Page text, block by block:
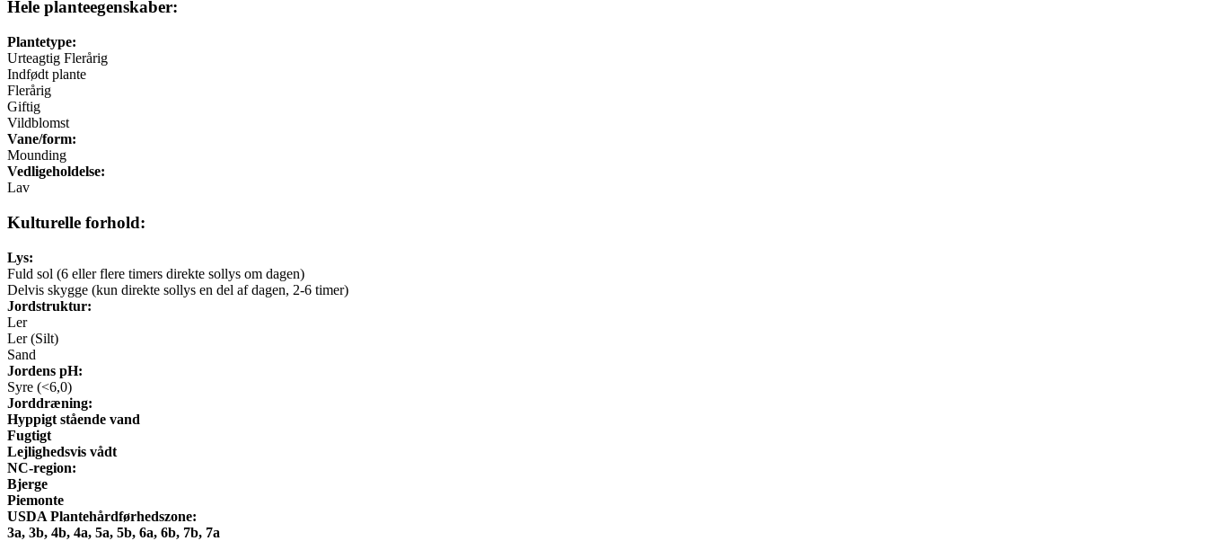
Hele planteegenskaber:
Plantetype:
Urteagtig Flerårig
Indfødt plante
Flerårig
Giftig
Vildblomst
Vane/form:
Mounding
Vedligeholdelse:
Lav
Kulturelle forhold:
Lys:
Fuld sol (6 eller flere timers direkte sollys om dagen)
Delvis skygge (kun direkte sollys en del af dagen, 2-6 timer)
Jordstruktur:
Ler
Ler (Silt)
Sand
Jordens pH:
Syre (<6,0)
Jorddræning:
Hyppigt stående vand
Fugtigt
Lejlighedsvis vådt
NC-region:
Bjerge
Piemonte
USDA Plantehårdførhedszone:
3a, 3b, 4b, 4a, 5a, 5b, 6a, 6b, 7b, 7a